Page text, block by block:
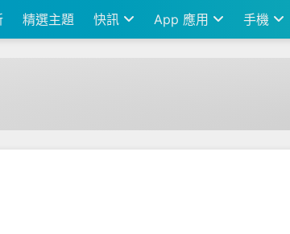
精選主題 快訊 App 應用 手機
是什麼？是什麼聲音在呼喚她？